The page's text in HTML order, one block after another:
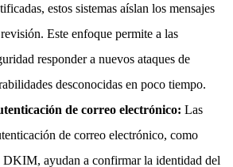
estos sistemas aíslan los mensajes
Este enfoque permite a las
responder a nuevos ataques de
desconocidas en poco tiempo.
de correo electrónico: Las
de correo electrónico, como
ayudan a confirmar la identidad del